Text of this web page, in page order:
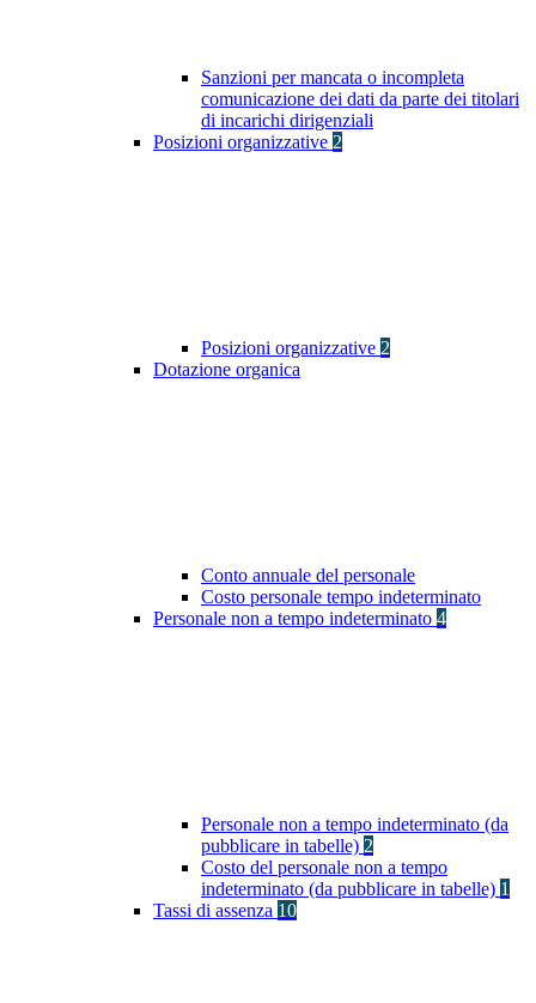
Sanzioni per mancata o incompleta
comunicazione dei dati da parte dei titolari
di incarichi dirigenziali
Posizioni organizzative 2
Posizioni organizzative 2
Dotazione organica
Conto annuale del personale
Costo personale tempo indeterminato
Personale non a tempo indeterminato 4
Personale non a tempo indeterminato (da
pubblicare in tabelle) 2
Costo del personale non a tempo
indeterminato (da pubblicare in tabelle) 1
Tassi di assenza 10